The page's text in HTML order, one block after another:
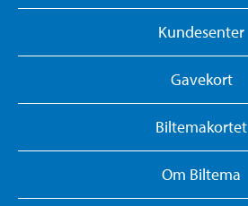
Kundesenter
Gavekort
Biltemakortet
Om Biltema